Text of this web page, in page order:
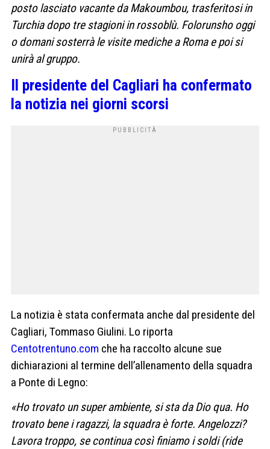
posto lasciato vacante da Makoumbou, trasferitosi in
Turchia dopo tre stagioni in rossoblù. Folorunsho oggi
o domani sosterrà le visite mediche a Roma e poi si
unirà al gruppo.
Il presidente del Cagliari ha confermato
la notizia nei giorni scorsi
La notizia è stata confermata anche dal presidente del
Cagliari, Tommaso Giulini. Lo riporta
Centotrentuno.com che ha raccolto alcune sue
dichiarazioni al termine dell’allenamento della squadra
a Ponte di Legno:
«Ho trovato un super ambiente, si sta da Dio qua. Ho
trovato bene i ragazzi, la squadra è forte. Angelozzi?
Lavora troppo, se continua così finiamo i soldi (ride